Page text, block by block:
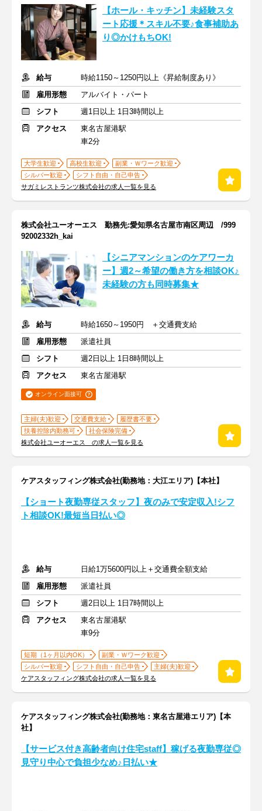
【ホール・キッチン】未経験スタ
ート応援＊スキル不要♪食事補助あ
り◎かけもちOK!
給与
時給1150～1250円以上《昇給制度あり》
雇用形態
アルバイト・パート
シフト
週1日以上 1日3時間以上
アクセス
東名古屋港駅
車2分
大学生歓迎 高校生歓迎
副業・Ｗワーク歓迎
シルバー歓迎
シフト自由・自己申告
サガミレストランツ株式会社の求人一覧を見る
株式会社ユーオーエス 勤務先:愛知県名古屋市南区周辺 /999
92002332h_kai
【シニアマンションのケアワーカ
ー】週2～希望の働き方を相談OK♪
未経験の方も同時募集★
給与
時給1650～1950円 ＋交通費支給
雇用形態
派遣社員
シフト
週2日以上 1日8時間以上
アクセス
東名古屋港駅
オンライン面接可
主婦(夫)歓迎 交通費支給
履歴書不要
扶養控除内勤務可
社会保険完備
株式会社ユーオーエス の求人一覧を見る
ケアスタッフィング株式会社(勤務地：大江エリア)【本社】
【ショート夜勤専従スタッフ】夜のみで安定収入!シフ
ト相談OK!最短当日払い◎
給与
日給1万5600円以上＋交通費全額支給
雇用形態
派遣社員
シフト
週2日以上 1日7時間以上
アクセス
東名古屋港駅
車9分
短期（1ヶ月以内OK）
副業・Ｗワーク歓迎
シルバー歓迎
シフト自由・自己申告
主婦(夫)歓迎
ケアスタッフィング株式会社の求人一覧を見る
ケアスタッフィング株式会社(勤務地：東名古屋港エリア)【本
社】
【サービス付き高齢者向け住宅staff】稼げる夜勤専従◎
見守り中心で負担少なめ♪日払い★